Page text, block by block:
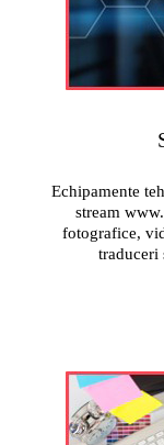
Echipamente
stream
fotografice,
traduceri